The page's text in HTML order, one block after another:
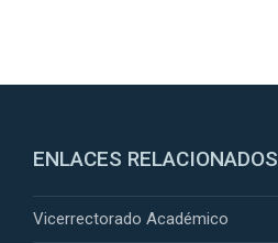
ENLACES RELACIONADOS
Vicerrectorado Académico